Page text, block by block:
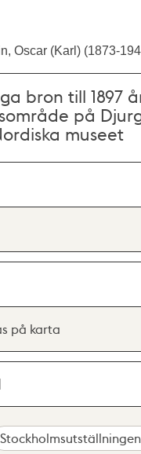
Oscar (Karl) (1873-
bron till 1897
på
museet
på karta
Stockholmsutställningen